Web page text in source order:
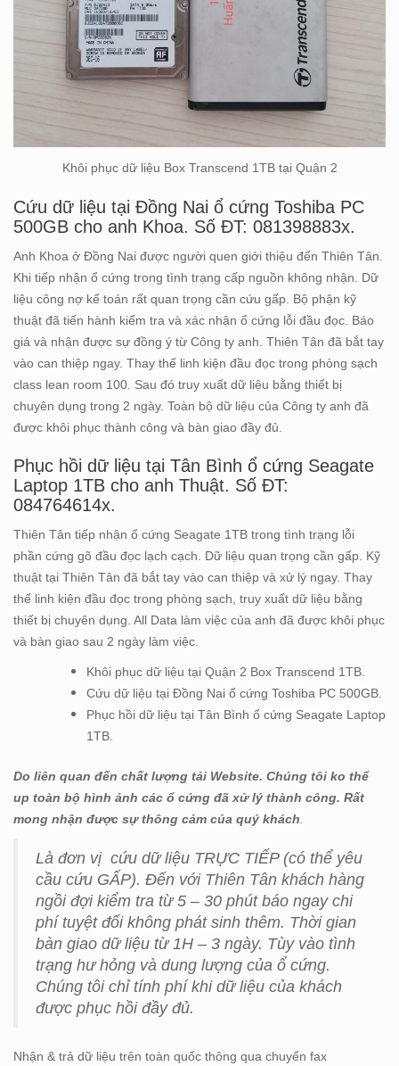
Khôi phục dữ liệu Box Transcend 1TB tại Quận 2
Cứu dữ liệu tại Đồng Nai ổ cứng Toshiba PC
500GB cho anh Khoa. Số ĐT: 081398883x.
Anh Khoa ở Đồng Nai được người quen giới thiệu đến Thiên Tân.
Khi tiếp nhận ổ cứng trong tình trạng cấp nguồn không nhận. Dữ
liệu công nợ kế toán rất quan trọng cần cứu gấp. Bộ phận kỹ
thuật đã tiến hành kiểm tra và xác nhận ổ cứng lỗi đầu đọc. Báo
giá và nhận được sự đồng ý từ Công ty anh. Thiên Tân đã bắt tay
vào can thiệp ngay. Thay thế linh kiện đầu đọc trong phòng sạch
class lean room 100. Sau đó truy xuất dữ liệu bằng thiết bị
chuyên dụng trong 2 ngày. Toàn bộ dữ liệu của Công ty anh đã
được khôi phục thành công và bàn giao đầy đủ.
Phục hồi dữ liệu tại Tân Bình ổ cứng Seagate
Laptop 1TB cho anh Thuật. Số ĐT:
084764614x.
Thiên Tân tiếp nhận ổ cứng Seagate 1TB trong tình trạng lỗi
phần cứng gõ đầu đọc lạch cạch. Dữ liệu quan trọng cần gấp. Kỹ
thuật tại Thiên Tân đã bắt tay vào can thiệp và xử lý ngay. Thay
thế linh kiện đầu đọc trong phòng sạch, truy xuất dữ liệu bằng
thiết bị chuyên dụng. All Data làm việc của anh đã được khôi phục
và bàn giao sau 2 ngày làm việc.
Khôi phục dữ liệu tại Quận 2 Box Transcend 1TB.
Cứu dữ liệu tại Đồng Nai ổ cứng Toshiba PC 500GB.
Phục hồi dữ liệu tại Tân Bình ổ cứng Seagate Laptop
1TB.
Do liên quan đến chất lượng tải Website. Chúng tôi ko thể
up toàn bộ hình ảnh các ổ cứng đã xử lý thành công. Rất
mong nhận được sự thông cảm của quý khách
Là đơn vị cứu dữ liệu TRỰC TIẾP (có thể yêu
cầu cứu GẤP). Đến với Thiên Tân khách hàng
ngồi đợi kiểm tra từ 5 – 30 phút báo ngay chi
phí tuyệt đối không phát sinh thêm. Thời gian
bàn giao dữ liệu từ 1H – 3 ngày. Tùy vào tình
trạng hư hỏng và dung lượng của ổ cứng.
Chúng tôi chỉ tính phí khi dữ liệu của khách
được phục hồi đầy đủ.
Nhận & trả dữ liệu trên toàn quốc thông qua chuyển fax